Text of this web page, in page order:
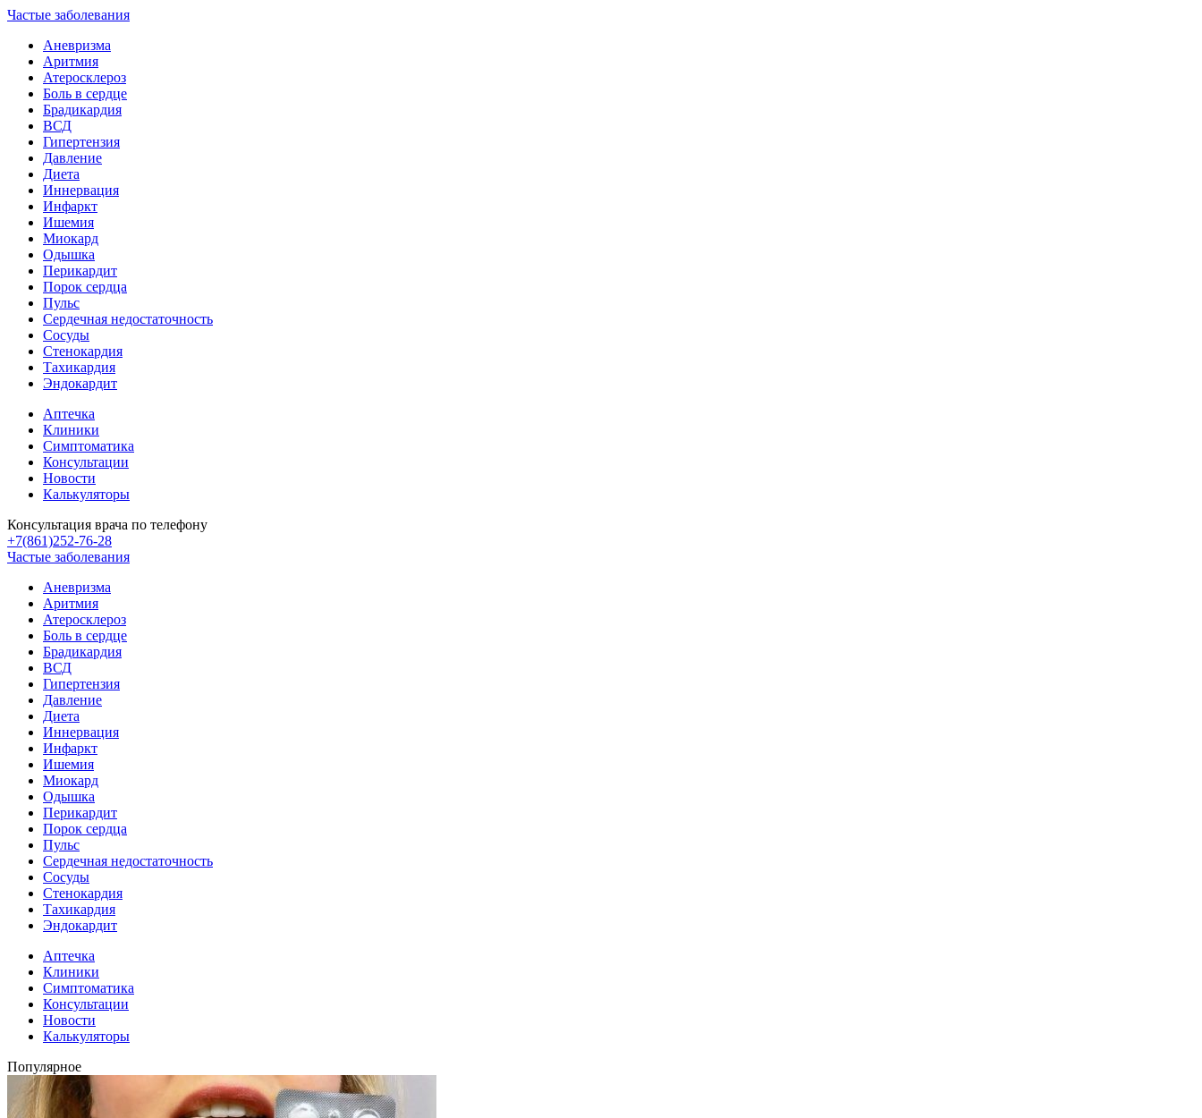
Частые заболевания
Аневризма
Аритмия
Атеросклероз
Боль в сердце
Брадикардия
ВСД
Гипертензия
Давление
Диета
Иннервация
Инфаркт
Ишемия
Миокард
Одышка
Перикардит
Порок сердца
Пульс
Сердечная недостаточность
Сосуды
Стенокардия
Тахикардия
Эндокардит
Аптечка
Клиники
Симптоматика
Консультации
Новости
Калькуляторы
Консультация врача по телефону
+7(861)252-76-28
Частые заболевания
Аневризма
Аритмия
Атеросклероз
Боль в сердце
Брадикардия
ВСД
Гипертензия
Давление
Диета
Иннервация
Инфаркт
Ишемия
Миокард
Одышка
Перикардит
Порок сердца
Пульс
Сердечная недостаточность
Сосуды
Стенокардия
Тахикардия
Эндокардит
Аптечка
Клиники
Симптоматика
Консультации
Новости
Калькуляторы
Популярное